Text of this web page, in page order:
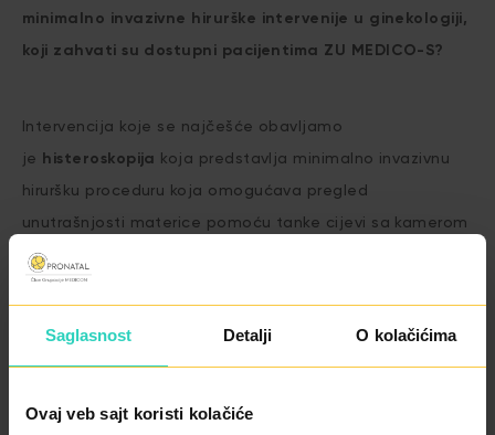
Saglasnost Detalji O kolačićima
Ovaj veb sajt koristi kolačiće
minimalno invazivne hirurške intervenije u ginekologiji,
koji zahvati su dostupni pacijentima ZU MEDICO-S?
Intervencija koje se najčešće obavljamo
je histeroskopija koja predstavlja minimalno invazivnu
hiruršku proceduru koja omogućava pregled
unutrašnjosti materice pomoću tanke cijevi sa kamerom
na vrhu, koja se uvodi kroz vaginu i grlić materice.
Histeroskopija se može koristiti za dijagnostiku ili
abnormalno krvarenje ili zbog određenih pojava koje